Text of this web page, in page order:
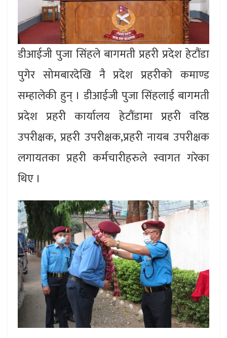
डीआईजी पुजा सिंहले बागमती प्रहरी प्रदेश हेटौंडा
पुगेर सोमबारदेखि नै प्रदेश प्रहरीको कमाण्ड
सम्हालेकी हुन् । डीआईजी पुजा सिंहलाई बागमती
प्रदेश प्रहरी कार्यालय हेटौंडामा प्रहरी वरिष्ठ
उपरीक्षक, प्रहरी उपरीक्षक,प्रहरी नायब उपरीक्षक
लगायतका प्रहरी कर्मचारीहरुले स्वागत गरेका
थिए ।